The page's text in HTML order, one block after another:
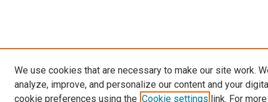
We use cookies that are necessary to make our site work.
analyze, improve, and personalize our content and your
cookie preferences using the Cookie settings link. For